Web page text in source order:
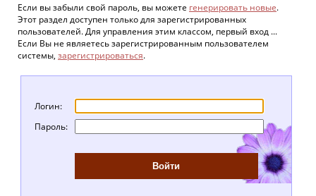
Если вы забыли свой пароль, вы можете генерировать новые.
Этот раздел доступен только для зарегистрированных
пользователей. Для управления этим классом, первый вход ...
Если Вы не являетесь зарегистрированным пользователем
системы, зарегистрироваться.
Логин:
Пароль: